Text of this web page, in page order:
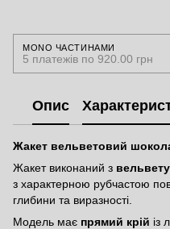
MONO ЧАСТИНАМИ
5 платежів по 920.00 грн
Опис
Жакет вельветовий
Жакет виконаний з вельвету
з характерною рубчастою
глибини та виразності.
Модель має прямий крій із